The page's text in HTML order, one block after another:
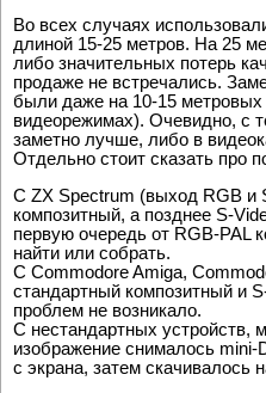
Во всех случаях
длиной 15-25 метров. На 25
либо значительных потерь
продаже не встречались.
были даже на 10-15 метровых
видеорежимах). Очевидно, с
заметно лучше, либо в
Отдельно стоит сказать про
С ZX Spectrum (выход RGB и
композитный, а позднее S-
первую очередь от RGB-PAL
найти или собрать.
С Commodore Amiga,
стандартный композитный и
проблем не возникало.
С нестандартных
изображение снималось mini-
с экрана, затем скачивалось